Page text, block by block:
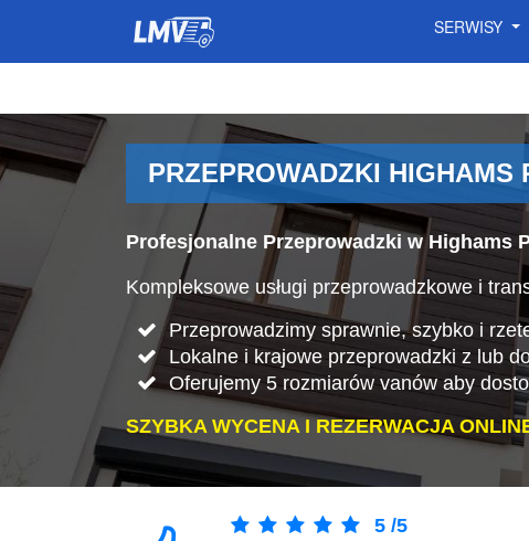
SERWISY
PRZEPROWADZKI HIGHAMS
Profesjonalne Przeprowadzki w Highams
Kompleksowe usługi przeprowadzkowe i
Przeprowadzimy sprawnie, szybko i
Lokalne i krajowe przeprowadzki z lub
Oferujemy 5 rozmiarów vanów aby
SZYBKA WYCENA I REZERWACJA
5 /5